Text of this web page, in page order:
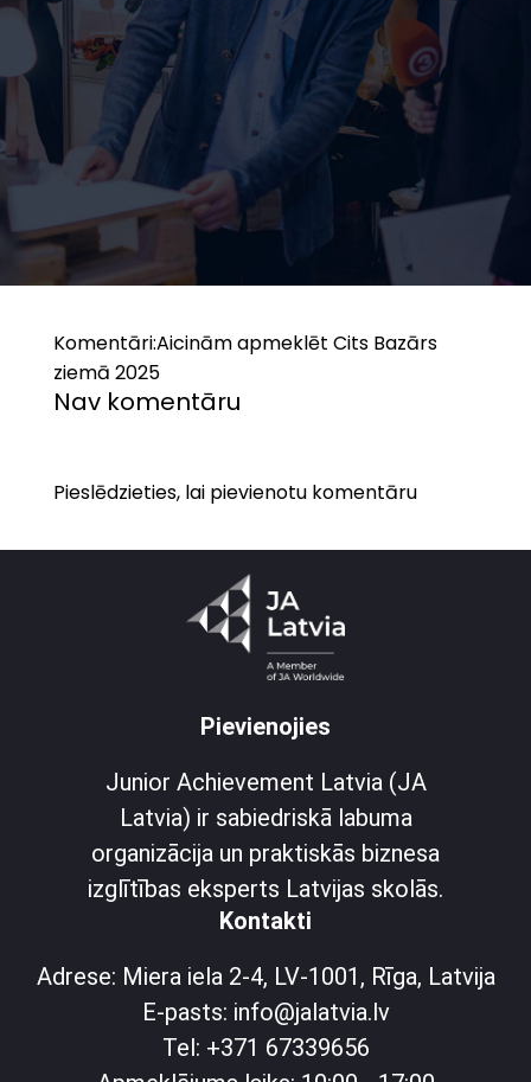
Komentāri:Aicinām apmeklēt Cits Bazārs
ziemā 2025
Nav komentāru
Pieslēdzieties, lai pievienotu komentāru
Pievienojies
Junior Achievement Latvia (JA
Latvia) ir sabiedriskā labuma
organizācija un praktiskās biznesa
izglītības eksperts Latvijas skolās.
Kontakti
Adrese: Miera iela 2-4, LV-1001, Rīga, Latvija
E-pasts: info@jalatvia.lv
Tel: +371 67339656